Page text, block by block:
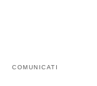
COMUNICATI